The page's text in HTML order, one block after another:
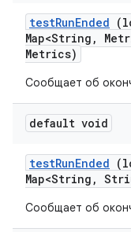
testRunEnded
Map<String ,
Metrics)
Сообщает об
default void
testRunEnded
Map<String ,
Сообщает об